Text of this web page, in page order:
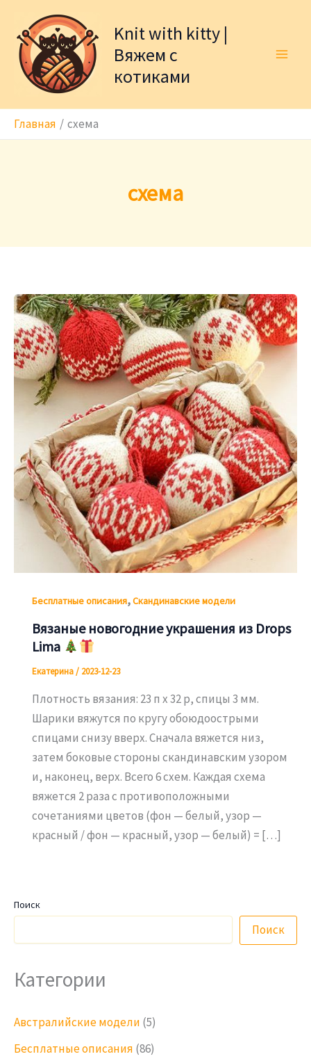
содержимому
Knit with kitty |
Вяжем с
котиками
Главная схема
схема
Бесплатные описания,Скандинавские модели
Вязаные новогодние украшения из Drops
Lima
Екатерина/ 2023-12-23
Плотность вязания: 23 п х 32 р, спицы 3 мм.
Шарики вяжутся по кругу обоюдоострыми
спицами снизу вверх. Сначала вяжется низ,
затем боковые стороны скандинавским узором
и, наконец, верх. Всего 6 схем. Каждая схема
вяжется 2 раза с противоположными
сочетаниями цветов (фон — белый, узор —
красный / фон — красный, узор — белый) = […]
Поиск
Поиск
Категории
Австралийские модели (5)
Бесплатные описания (86)